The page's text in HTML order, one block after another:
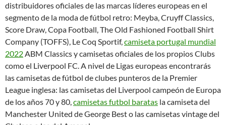
distribuidores oficiales de las marcas líderes europeas en el
segmento de la moda de fútbol retro: Meyba, Cruyff Classics,
Score Draw, Copa Football, The Old Fashioned Football Shirt
Company (TOFFS), Le Coq Sportif,camiseta portugal mundial
2022ABM Classics y camisetas oficiales de los propios Clubs
como el Liverpool FC. A nivel de Ligas europeas encontrarás
las camisetas de fútbol de clubes punteros de la Premier
League inglesa: las camisetas del Liverpool campeón de Europa
de los años 70 y 80,camisetas futbol baratas la camiseta del
Manchester United de George Best o las camisetas vintage del